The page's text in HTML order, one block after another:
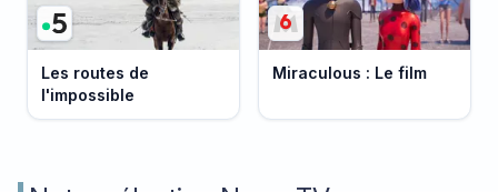
Les routes de
l'impossible
Miraculous : Le film